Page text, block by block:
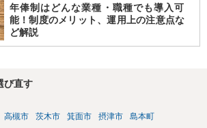
年俸制はどんな業種・職種でも導入可
能！制度のメリット、運用上の注意点な
ど解説
び直す
高槻市 茨木市 箕面市 摂津市
島本町